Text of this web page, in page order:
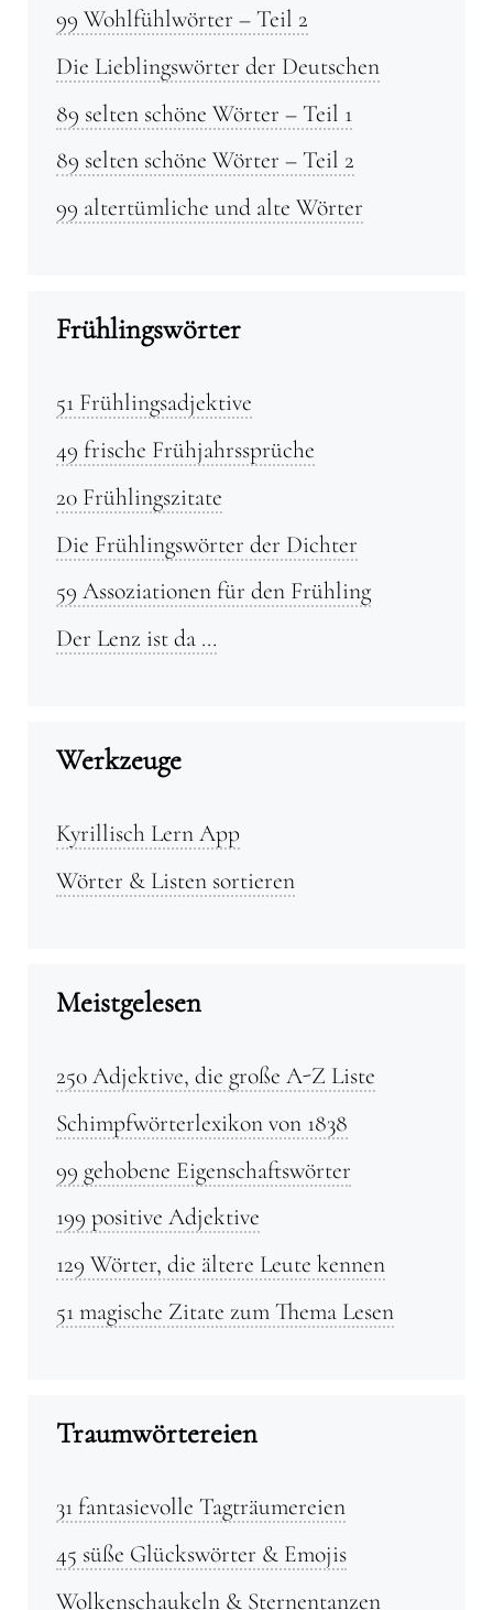
99 Wohlfühlwörter – Teil 2
Die Lieblingswörter der Deutschen
89 selten schöne Wörter – Teil 1
89 selten schöne Wörter – Teil 2
99 altertümliche und alte Wörter
Frühlingswörter
51 Frühlingsadjektive
49 frische Frühjahrssprüche
20 Frühlingszitate
Die Frühlingswörter der Dichter
59 Assoziationen für den Frühling
Der Lenz ist da …
Werkzeuge
Kyrillisch Lern App
Wörter & Listen sortieren
Meistgelesen
250 Adjektive, die große A-Z Liste
Schimpfwörterlexikon von 1838
99 gehobene Eigenschaftswörter
199 positive Adjektive
129 Wörter, die ältere Leute kennen
51 magische Zitate zum Thema Lesen
Traumwörtereien
31 fantasievolle Tagträumereien
45 süße Glückswörter & Emojis
Wolkenschaukeln & Sternentanzen